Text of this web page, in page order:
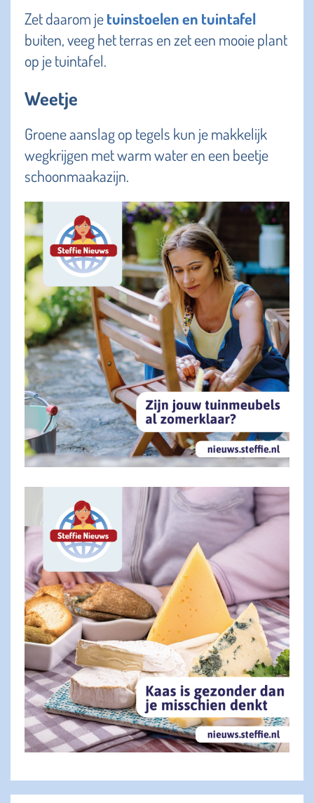
Zet daarom jetuinstoelen en tuintafel
buiten, veeg het terras en zet een mooie plant
op je tuintafel.
Weetje
Groene aanslag op tegels kun je makkelijk
wegkrijgen met warm water en een beetje
schoonmaakazijn.